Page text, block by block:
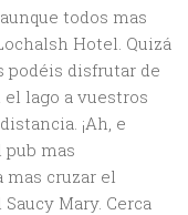
todos mas
Hotel. Quizá
podéis disfrutar de
lago a vuestros
¡Ah, e
mas
cruzar el
Mary. Cerca